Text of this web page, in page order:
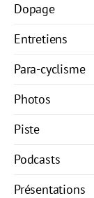
Dopage
Entretiens
Para-cyclisme
Photos
Piste
Podcasts
Présentations